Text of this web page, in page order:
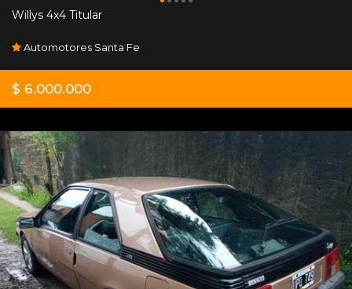
Willys 4x4 Titular
Automotores Santa Fe
$ 6.000.000